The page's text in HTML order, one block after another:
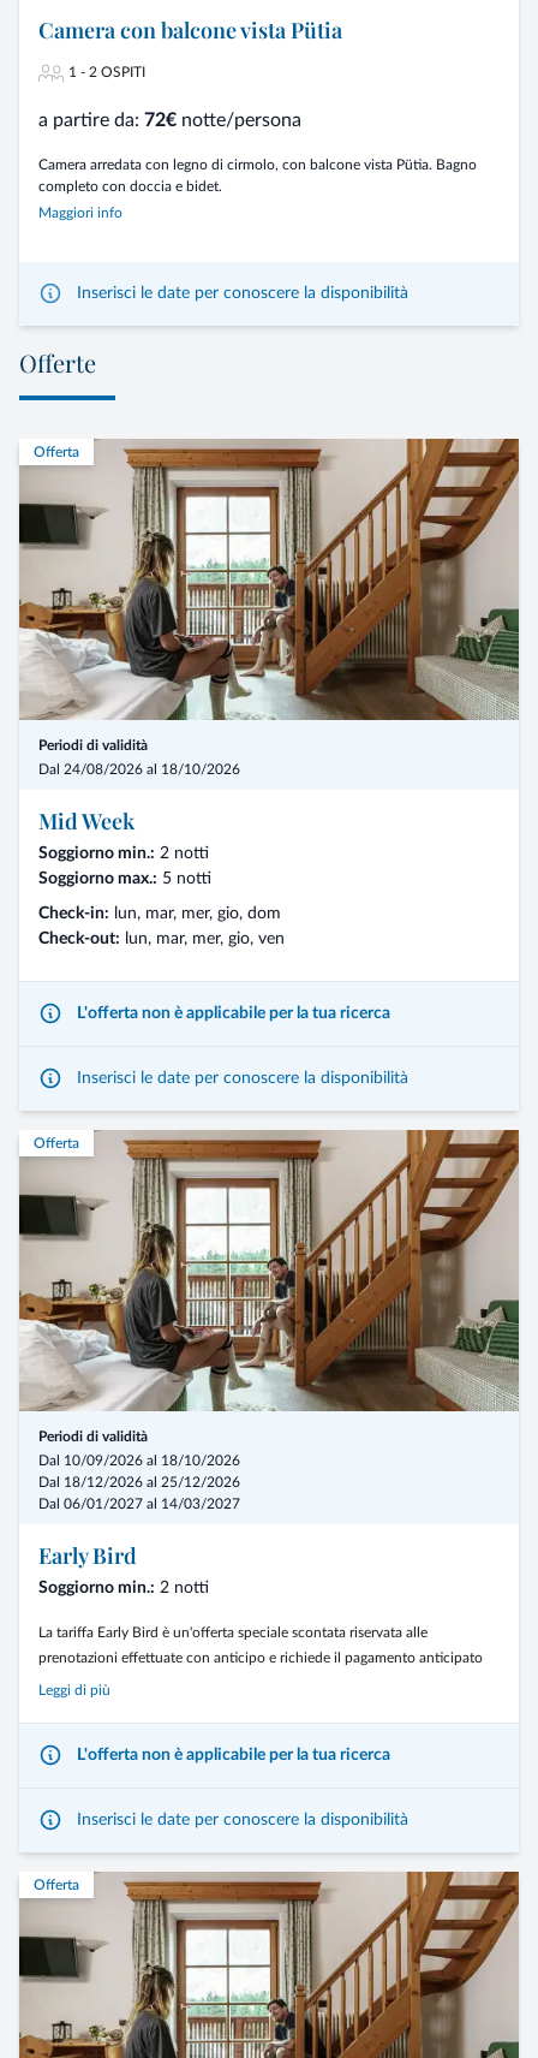
Camera con balcone vista Pütia
1 - 2 OSPITI
a partire da: 72€ notte/persona
Camera arredata con legno di cirmolo, con balcone vista Pütia. Bagno
completo con doccia e bidet.
Maggiori info
Inserisci le date per conoscere la disponibilità
Offerte
Offerta
Periodi di validità
Dal 24/08/2026 al 18/10/2026
Mid Week
Soggiorno min.: 2 notti
Soggiorno max.: 5 notti
Check-in: lun, mar, mer, gio, dom
Check-out: lun, mar, mer, gio, ven
L'offerta non è applicabile per la tua ricerca
Inserisci le date per conoscere la disponibilità
Offerta
Periodi di validità
Dal 10/09/2026 al 18/10/2026
Dal 18/12/2026 al 25/12/2026
Dal 06/01/2027 al 14/03/2027
Early Bird
Soggiorno min.: 2 notti
La tariffa Early Bird è un'offerta speciale scontata riservata alle
prenotazioni effettuate con anticipo e richiede il pagamento anticipato
del 100% al momento della prenotazione.
modifica, mancata presentazione (no-show); arrivo posticipato o partenza
anticipata, l'importo totale versato verrà trattenuto e non sarà effettuato
Con la conferma della prenotazione, l'ospite accetta i presenti termini e
condizioni.
Leggi di più
L'offerta non è applicabile per la tua ricerca
Inserisci le date per conoscere la disponibilità
Offerta